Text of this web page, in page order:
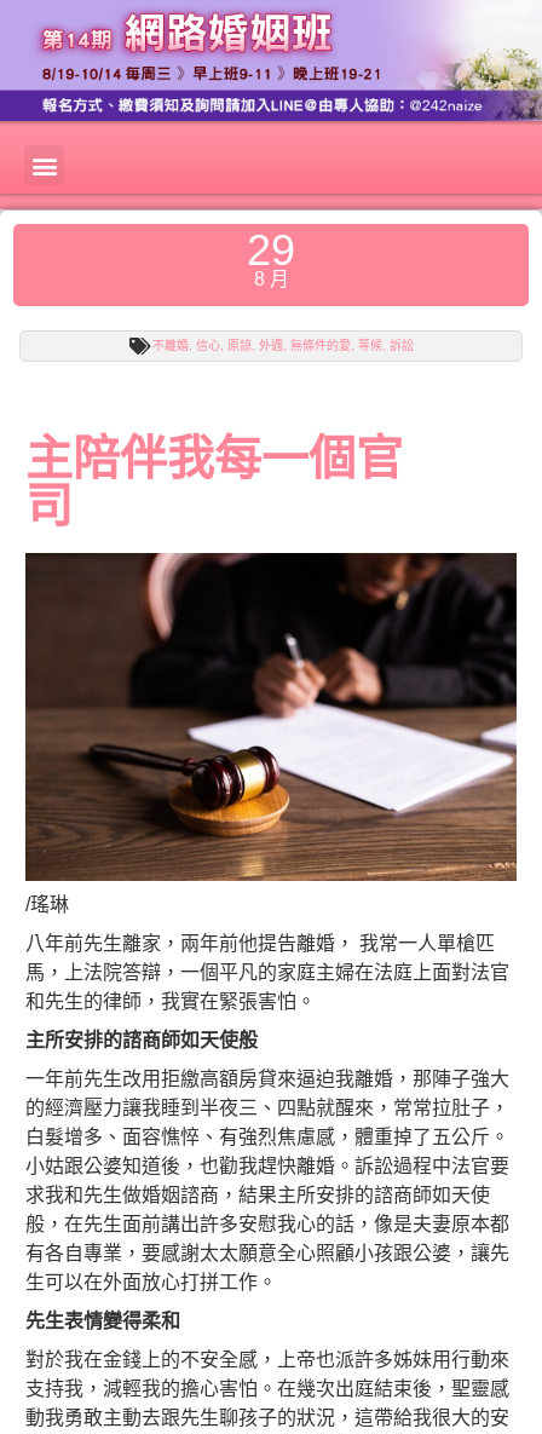
29
8 月
不離婚, 信心, 原諒, 外遇, 無條件的愛 等候, 訴訟
主陪伴我每一個官
司
/瑤琳
八年前先生離家，兩年前他提告離婚， 我常一人單槍匹
馬，上法院答辯，一個平凡的家庭主婦在法庭上面對法官
和先生的律師，我實在緊張害怕。
主所安排的諮商師如天使般
一年前先生改用拒繳高額房貸來逼迫我離婚，那陣子強大
的經濟壓力讓我睡到半夜三、四點就醒來，常常拉肚子，
白髮增多、面容憔悴、有強烈焦慮感，體重掉了五公斤。
小姑跟公婆知道後，也勸我趕快離婚。訴訟過程中法官要
求我和先生做婚姻諮商，結果主所安排的諮商師如天使
般，在先生面前講出許多安慰我心的話，像是夫妻原本都
有各自專業，要感謝太太願意全心照顧小孩跟公婆，讓先
生可以在外面放心打拼工作。
先生表情變得柔和
對於我在金錢上的不安全感，上帝也派許多姊妹用行動來
支持我，減輕我的擔心害怕。在幾次出庭結束後，聖靈感
動我勇敢主動去跟先生聊孩子的狀況，這帶給我很大的安